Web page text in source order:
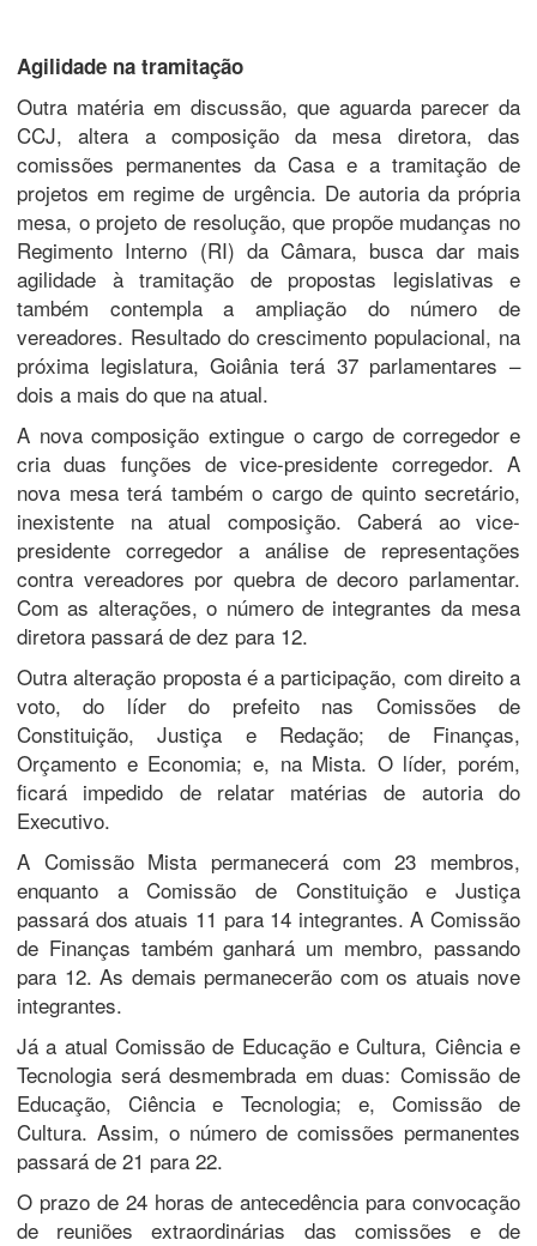
Agilidade na tramitação
Outra matéria em discussão, que aguarda parecer da
CCJ, altera a composição da mesa diretora, das
comissões permanentes da Casa e a tramitação de
projetos em regime de urgência. De autoria da própria
mesa, o projeto de resolução, que propõe mudanças no
Regimento Interno (RI) da Câmara, busca dar mais
agilidade à tramitação de propostas legislativas e
também contempla a ampliação do número de
vereadores. Resultado do crescimento populacional, na
próxima legislatura, Goiânia terá 37 parlamentares –
dois a mais do que na atual.
A nova composição extingue o cargo de corregedor e
cria duas funções de vice-presidente corregedor. A
nova mesa terá também o cargo de quinto secretário,
inexistente na atual composição. Caberá ao vice-
presidente corregedor a análise de representações
contra vereadores por quebra de decoro parlamentar.
Com as alterações, o número de integrantes da mesa
diretora passará de dez para 12.
Outra alteração proposta é a participação, com direito a
voto, do líder do prefeito nas Comissões de
Constituição, Justiça e Redação; de Finanças,
Orçamento e Economia; e, na Mista. O líder, porém,
ficará impedido de relatar matérias de autoria do
Executivo.
A Comissão Mista permanecerá com 23 membros,
enquanto a Comissão de Constituição e Justiça
passará dos atuais 11 para 14 integrantes. A Comissão
de Finanças também ganhará um membro, passando
para 12. As demais permanecerão com os atuais nove
integrantes.
Já a atual Comissão de Educação e Cultura, Ciência e
Tecnologia será desmembrada em duas: Comissão de
Educação, Ciência e Tecnologia; e, Comissão de
Cultura. Assim, o número de comissões permanentes
passará de 21 para 22.
O prazo de 24 horas de antecedência para convocação
de reuniões extraordinárias das comissões e de